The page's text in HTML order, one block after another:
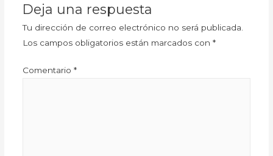
Deja una respuesta
Tu dirección de correo electrónico no será publicada.
Los campos obligatorios están marcados con *
Comentario *